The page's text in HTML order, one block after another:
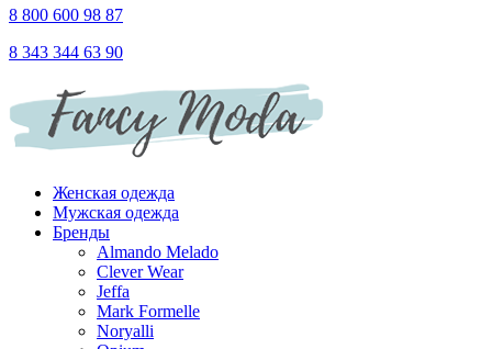
8 800 600 98 87
8 343 344 63 90
Женская одежда
Мужская одежда
Бренды
Almando Melado
Clever Wear
Jeffa
Mark Formelle
Noryalli